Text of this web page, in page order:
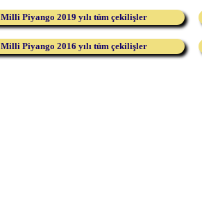
Milli Piyango 2019 yılı tüm çekilişler
Milli Piyango 2016 yılı tüm çekilişler